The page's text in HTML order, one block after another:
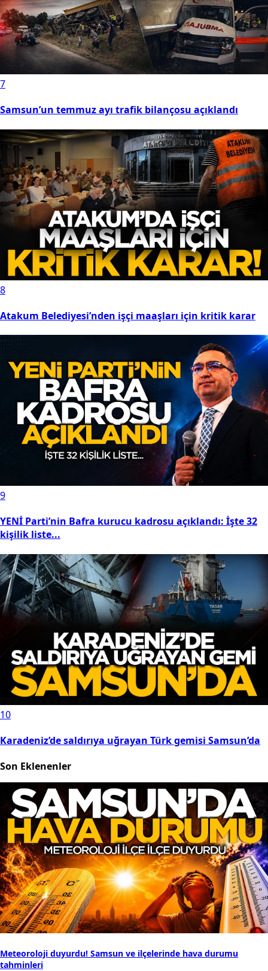
7
Samsun’un temmuz ayı trafik bilançosu açıklandı
8
Atakum Belediyesi’nden işçi maaşları için kritik karar
9
YENİ Parti’nin Bafra kurucu kadrosu açıklandı: İşte 32
kişilik liste...
10
Karadeniz’de saldırıya uğrayan Türk gemisi Samsun’da
Son Eklenenler
Meteoroloji duyurdu! Samsun ve ilçelerinde hava durumu
tahminleri